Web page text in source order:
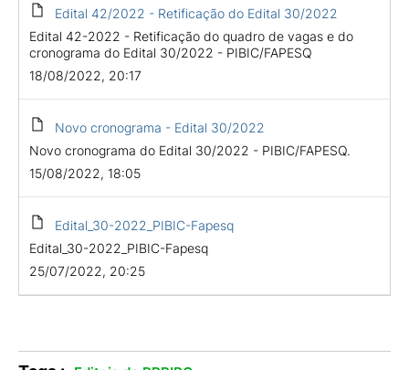
Edital 42/2022 - Retificação do Edital 30/2022
Edital 42-2022 - Retificação do quadro de vagas e do
cronograma do Edital 30/2022 - PIBIC/FAPESQ
18/08/2022, 20:17
Novo cronograma - Edital 30/2022
Novo cronograma do Edital 30/2022 - PIBIC/FAPESQ.
15/08/2022, 18:05
Edital_30-2022_PIBIC-Fapesq
Edital_30-2022_PIBIC-Fapesq
25/07/2022, 20:25